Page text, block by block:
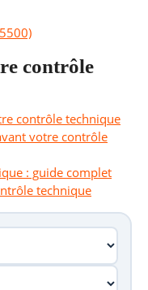
contrôle
contrôle technique
votre contrôle
: guide complet
technique